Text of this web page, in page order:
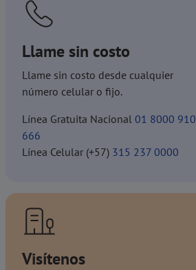
Llame sin costo
Llame sin costo desde cualquier
número celular o fijo.
Línea Gratuita Nacional 01 8000 910
666
Línea Celular (+57) 315 237 0000
Visítenos